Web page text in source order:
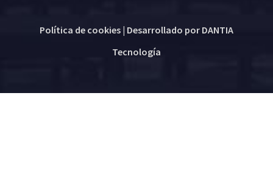
Política de cookies| Desarrollado por DANTIA
Tecnología